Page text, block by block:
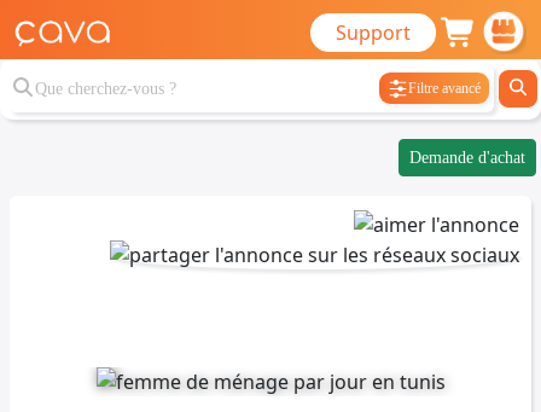
Support
Filtre avancé
Demande d'achat